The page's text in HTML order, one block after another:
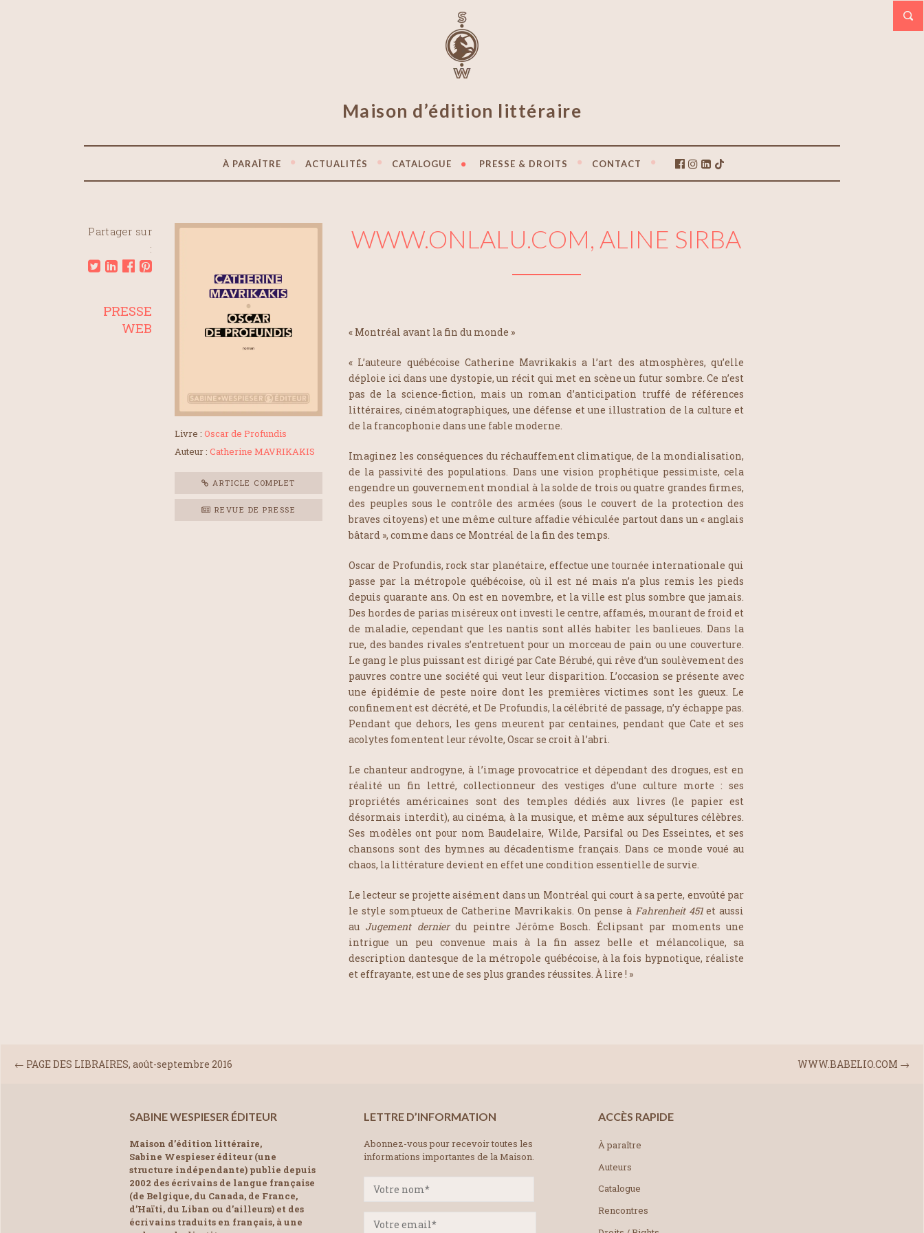
Maison d’édition littéraire
À PARAÎTRE ACTUALITÉS CATALOGUE PRESSE & DROITS CONTACT
Partager sur
:
Livre : Oscar de Profundis
Auteur : Catherine MAVRIKAKIS
ARTICLE COMPLET
REVUE DE PRESSE
WWW.ONLALU.COM, ALINE SIRBA
« Montréal avant la fin du monde »
« L’auteure québécoise Catherine Mavrikakis a l’art des atmosphères, qu’elle
déploie ici dans une dystopie, un récit qui met en scène un futur sombre. Ce n’est
pas de la science-fiction, mais un roman d’anticipation truffé de références
littéraires, cinématographiques, une défense et une illustration de la culture et
de la francophonie dans une fable moderne.
Imaginez les conséquences du réchauffement climatique, de la mondialisation,
de la passivité des populations. Dans une vision prophétique pessimiste, cela
engendre un gouvernement mondial à la solde de trois ou quatre grandes firmes,
des peuples sous le contrôle des armées (sous le couvert de la protection des
braves citoyens) et une même culture affadie véhiculée partout dans un « anglais
bâtard », comme dans ce Montréal de la fin des temps.
Oscar de Profundis, rock star planétaire, effectue une tournée internationale qui
passe par la métropole québécoise, où il est né mais n’a plus remis les pieds
depuis quarante ans. On est en novembre, et la ville est plus sombre que jamais.
Des hordes de parias miséreux ont investi le centre, affamés, mourant de froid et
de maladie, cependant que les nantis sont allés habiter les banlieues. Dans la
rue, des bandes rivales s’entretuent pour un morceau de pain ou une couverture.
Le gang le plus puissant est dirigé par Cate Bérubé, qui rêve d’un soulèvement des
pauvres contre une société qui veut leur disparition. L’occasion se présente avec
une épidémie de peste noire dont les premières victimes sont les gueux. Le
confinement est décrété, et De Profundis, la célébrité de passage, n’y échappe pas.
Pendant que dehors, les gens meurent par centaines, pendant que Cate et ses
acolytes fomentent leur révolte, Oscar se croit à l’abri.
Le chanteur androgyne, à l’image provocatrice et dépendant des drogues, est en
réalité un fin lettré, collectionneur des vestiges d’une culture morte : ses
propriétés américaines sont des temples dédiés aux livres (le papier est
désormais interdit), au cinéma, à la musique, et même aux sépultures célèbres.
Ses modèles ont pour nom Baudelaire, Wilde, Parsifal ou Des Esseintes, et ses
chansons sont des hymnes au décadentisme français. Dans ce monde voué au
chaos, la littérature devient en effet une condition essentielle de survie.
Le lecteur se projette aisément dans un Montréal qui court à sa perte, envoûté par
le style somptueux de Catherine Mavrikakis. On pense à Fahrenheit 451et aussi
au Jugement dernierdu peintre Jérôme Bosch. Éclipsant par moments une
intrigue un peu convenue mais à la fin assez belle et mélancolique, sa
description dantesque de la métropole québécoise, à la fois hypnotique, réaliste
et effrayante, est une de ses plus grandes réussites. À lire ! »
PRESSE
WEB
WWW.BABELIO.COM →
← PAGE DES LIBRAIRES, août-septembre 2016
SABINE WESPIESER ÉDITEUR
Maison d’édition littéraire,
Sabine Wespieser éditeur (une
structure indépendante) publie depuis
2002 des écrivains de langue française
(de Belgique, du Canada, de France,
d’Haïti, du Liban ou d’ailleurs) et des
écrivains traduits en français, à une
LETTRE D’INFORMATION
Abonnez-vous pour recevoir toutes les
informations importantes de la Maison.
ACCÈS RAPIDE
À paraître
Auteurs
Catalogue
Rencontres